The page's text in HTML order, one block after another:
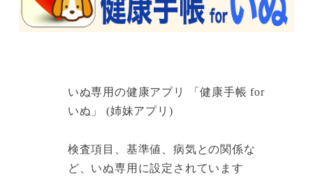
いぬ専用の健康アプリ 「健康手帳 for
いぬ」 (姉妹アプリ)
検査項目、基準値、病気との関係な
ど、いぬ専用に設定されています